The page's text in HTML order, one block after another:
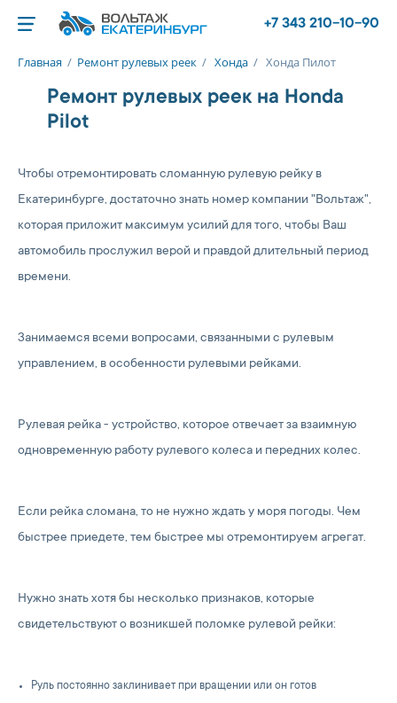
+7 343 210-10-90
Главная / Ремонт рулевых реек / Хонда / Хонда Пилот
Ремонт рулевых реек на Honda
Pilot
Чтобы отремонтировать сломанную рулевую рейку в
Екатеринбурге, достаточно знать номер компании "Вольтаж",
которая приложит максимум усилий для того, чтобы Ваш
автомобиль прослужил верой и правдой длительный период
времени.
Занимаемся всеми вопросами, связанными с рулевым
управлением, в особенности рулевыми рейками.
Рулевая рейка - устройство, которое отвечает за взаимную
одновременную работу рулевого колеса и передних колес.
Если рейка сломана, то не нужно ждать у моря погоды. Чем
быстрее приедете, тем быстрее мы отремонтируем агрегат.
Нужно знать хотя бы несколько признаков, которые
свидетельствуют о возникшей поломке рулевой рейки:
Руль постоянно заклинивает при вращении или он готов